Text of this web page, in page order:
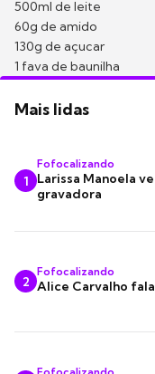
500ml de leite
60g de amido
130g de açucar
1 fava de baunilha
Mais lidas
1
Fofocalizando
Larissa Manoela
gravadora
2
Fofocalizando
Alice Carvalho